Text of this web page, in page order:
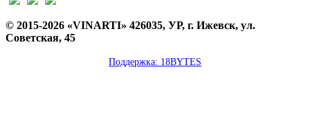
© 2015-2026 «VINARTI» 426035, УР, г. Ижевск, ул.
Советская, 45
Поддержка: 18BYTES